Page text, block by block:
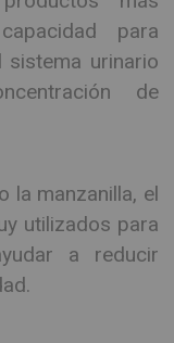
para
sistema urinario
de
la manzanilla, el
utilizados para
a reducir